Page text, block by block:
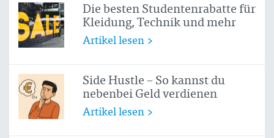
Die besten Studentenrabatte für
Kleidung, Technik und mehr
Artikel lesen >
Side Hustle – So kannst du
nebenbei Geld verdienen
Artikel lesen >